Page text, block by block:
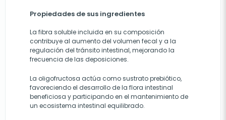
Propiedades de sus ingredientes
La fibra soluble incluida en su composición
contribuye al aumento del volumen fecal y a la
regulación del tránsito intestinal, mejorando la
frecuencia de las deposiciones.
La oligofructosa actúa como sustrato prebiótico,
favoreciendo el desarrollo de la flora intestinal
beneficiosa y participando en el mantenimiento de
un ecosistema intestinal equilibrado.